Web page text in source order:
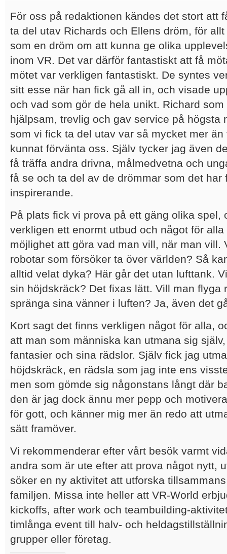
För oss på redaktionen kändes det stort att
ta del utav Richards och Ellens dröm, för
som en dröm om att kunna ge olika
inom VR. Det var därför fantastiskt att få
mötet var verkligen fantastiskt. De syntes
sitt esse när han fick gå all in, och visade
och vad som gör de hela unikt. Richard
hjälpsam, trevlig och gav service på högsta
som vi fick ta del utav var så mycket mer
kunnat förvänta oss. Själv tycker jag även
få träffa andra drivna, målmedvetna och
få se och ta del av de drömmar som det har
inspirerande.
På plats fick vi prova på ett gäng olika spel,
verkligen ett enormt utbud och något för
möjlighet att göra vad man vill, när man vill.
robotar som försöker ta över världen? Så
alltid velat dyka? Här går det utan lufttank.
sin höjdskräck? Det fixas lätt. Vill man flyga
spränga sina vänner i luften? Ja, även det
Kort sagt det finns verkligen något för alla,
att man som människa kan utmana sig
fantasier och sina rädslor. Själv fick jag
höjdskräck, en rädsla som jag inte ens
men som gömde sig någonstans långt där
den är jag dock ännu mer pepp och
för gott, och känner mig mer än redo att
sätt framöver.
Vi rekommenderar efter vårt besök varmt
andra som är ute efter att prova något nytt,
söker en ny aktivitet att utforska
familjen. Missa inte heller att VR-World
kickoffs, after work och teambuilding-
timlånga event till halv- och
grupper eller företag.